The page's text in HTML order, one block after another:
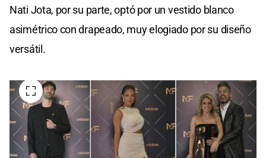
Nati Jota, por su parte, optó por un vestido blanco
asimétrico con drapeado, muy elogiado por su diseño
versátil.